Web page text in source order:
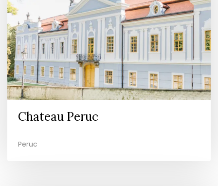
Chateau Peruc
Peruc